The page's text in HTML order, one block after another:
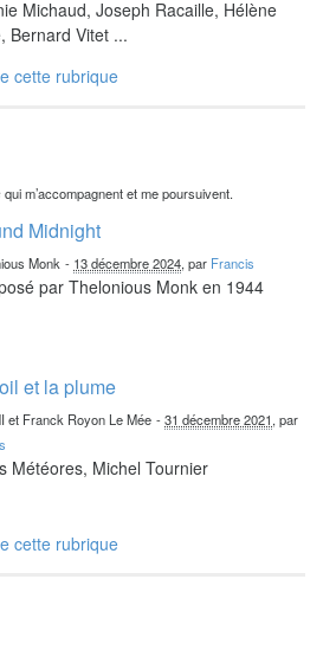
Michaud, Joseph Racaille, Hélène
Bernard Vitet ...
cette rubrique
qui m’accompagnent et me poursuivent.
Midnight
Monk - 13 décembre 2024, par Francis
par Thelonious Monk en 1944
et la plume
et Franck Royon Le Mée -31 décembre 2021, par
Météores, Michel Tournier
cette rubrique